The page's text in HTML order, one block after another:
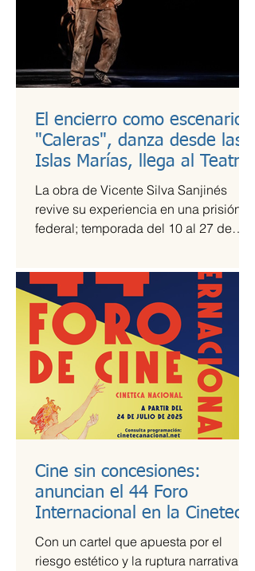
El encierro como escenario:
"Caleras", danza desde las
Islas Marías, llega al Teatro
Guillermina Bravo
La obra de Vicente Silva Sanjinés
revive su experiencia en una prisión
federal; temporada del 10 al 27 de
Cine sin concesiones:
anuncian el 44 Foro
Internacional en la Cineteca
Nacional
Con un cartel que apuesta por el
riesgo estético y la ruptura narrativa, el